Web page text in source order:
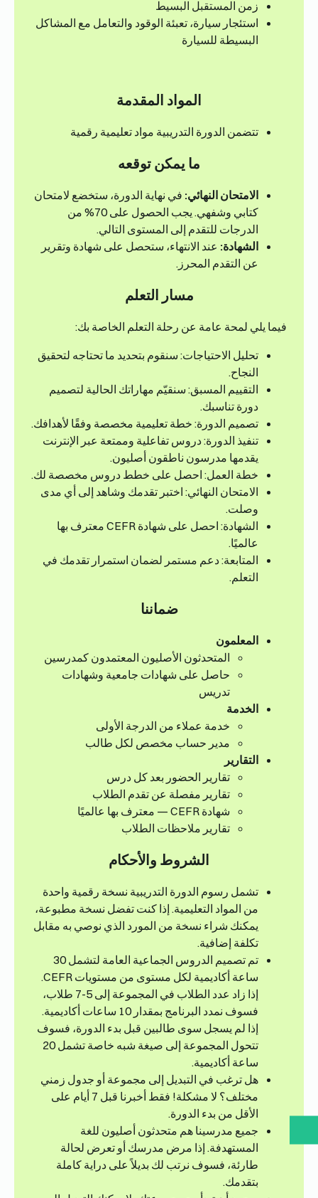
زمن المستقبل البسيط
استئجار سيارة، تعبئة الوقود والتعامل مع المشاكل
البسيطة للسيارة
المواد المقدمة
تتضمن الدورة التدريبية مواد تعليمية رقمية
ما يمكن توقعه
الامتحان النهائي: في نهاية الدورة، ستخضع لامتحان
كتابي وشفهي. يجب الحصول على 70% من
الدرجات للتقدم إلى المستوى التالي.
الشهادة: عند الانتهاء، ستحصل على شهادة وتقرير
عن التقدم المحرز.
مسار التعلم
فيما يلي لمحة عامة عن رحلة التعلم الخاصة بك:
تحليل الاحتياجات: سنقوم بتحديد ما تحتاجه لتحقيق
النجاح.
التقييم المسبق: سنقيّم مهاراتك الحالية لتصميم
دورة تناسبك.
تصميم الدورة: خطة تعليمية مخصصة وفقًا لأهدافك.
تنفيذ الدورة: دروس تفاعلية وممتعة عبر الإنترنت
يقدمها مدرسون ناطقون أصليون.
خطة العمل: احصل على خطط دروس مخصصة لك.
الامتحان النهائي: اختبر تقدمك وشاهد إلى أي مدى
وصلت.
الشهادة: احصل على شهادة CEFR معترف بها
عالميًا.
المتابعة: دعم مستمر لضمان استمرار تقدمك في
التعلم.
ضماننا
المعلمون
المتحدثون الأصليون المعتمدون كمدرسين
حاصل على شهادات جامعية وشهادات
تدريس
الخدمة
خدمة عملاء من الدرجة الأولى
مدير حساب مخصص لكل طالب
التقارير
تقارير الحضور بعد كل درس
تقارير مفصلة عن تقدم الطلاب
شهادة CEFR — معترف بها عالميًا
تقارير ملاحظات الطلاب
الشروط والأحكام
تشمل رسوم الدورة التدريبية نسخة رقمية واحدة
من المواد التعليمية. إذا كنت تفضل نسخة مطبوعة،
يمكنك شراء نسخة من المورد الذي نوصي به مقابل
تكلفة إضافية.
تم تصميم الدروس الجماعية العامة لتشمل 30
ساعة أكاديمية لكل مستوى من مستويات CEFR.
إذا زاد عدد الطلاب في المجموعة إلى 5-7 طلاب،
فسوف نمدد البرنامج بمقدار 10 ساعات أكاديمية.
إذا لم يسجل سوى طالبين قبل بدء الدورة، فسوف
تتحول المجموعة إلى صيغة شبه خاصة تشمل 20
ساعة أكاديمية.
هل ترغب في التبديل إلى مجموعة أو جدول زمني
مختلف؟ لا مشكلة! فقط أخبرنا قبل 7 أيام على
الأقل من بدء الدورة.
جميع مدرسينا هم متحدثون أصليون للغة
المستهدفة. إذا مرض مدرسك أو تعرض لحالة
طارئة، فسوف نرتب لك بديلاً على دراية كاملة
بتقدمك.